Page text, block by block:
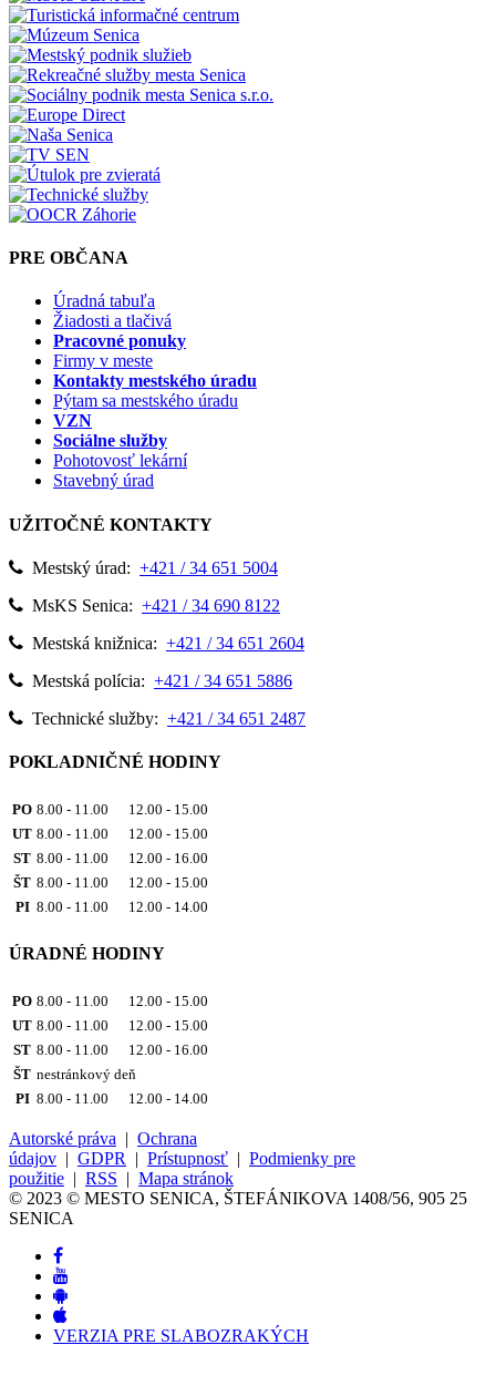
PRE OBČANA
Úradná tabuľa
Žiadosti a tlačivá
Pracovné ponuky
Firmy v meste
Kontakty mestského úradu
Pýtam sa mestského úradu
VZN
Sociálne služby
Pohotovosť lekární
Stavebný úrad
UŽITOČNÉ KONTAKTY
Mestský úrad: +421 / 34 651 5004
MsKS Senica: +421 / 34 690 8122
Mestská knižnica: +421 / 34 651 2604
Mestská polícia: +421 / 34 651 5886
Technické služby: +421 / 34 651 2487
POKLADNIČNÉ HODINY
PO 8.00 - 11.00 12.00 - 15.00
UT 8.00 - 11.00 12.00 - 15.00
ST 8.00 - 11.00 12.00 - 16.00
ŠT 8.00 - 11.00 12.00 - 15.00
PI 8.00 - 11.00 12.00 - 14.00
ÚRADNÉ HODINY
PO 8.00 - 11.00 12.00 - 15.00
UT 8.00 - 11.00 12.00 - 15.00
ST 8.00 - 11.00 12.00 - 16.00
ŠT nestránkový deň
PI 8.00 - 11.00 12.00 - 14.00
Autorské práva | Ochrana
údajov | GDPR | Prístupnosť | Podmienky pre
použitie | RSS | Mapa stránok
© 2023 © MESTO SENICA, ŠTEFÁNIKOVA 1408/56, 905 25
SENICA
VERZIA PRE SLABOZRAKÝCH